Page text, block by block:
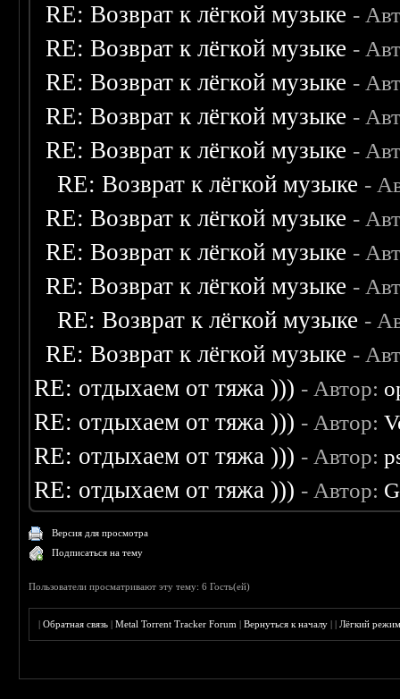
RE: Возврат к лёгкой музыке -
RE: Возврат к лёгкой музыке -
RE: Возврат к лёгкой музыке -
RE: Возврат к лёгкой музыке -
RE: Возврат к лёгкой музыке -
RE: Возврат к лёгкой музыке -
RE: Возврат к лёгкой музыке -
RE: Возврат к лёгкой музыке -
RE: Возврат к лёгкой музыке -
RE: Возврат к лёгкой музыке -
RE: Возврат к лёгкой музыке -
RE: отдыхаем от тяжа ))) - Автор:
RE: отдыхаем от тяжа ))) - Автор:
RE: отдыхаем от тяжа ))) - Автор:
RE: отдыхаем от тяжа ))) - Автор:
Версия для просмотра
Подписаться на тему
Пользователи просматривают эту тему: 6 Гость(ей)
|Обратная связь |Metal Torrent Tracker Forum |Вернуться к началу ||Лёгкий